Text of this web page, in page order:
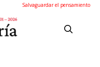
Salvaguardar el pensamiento